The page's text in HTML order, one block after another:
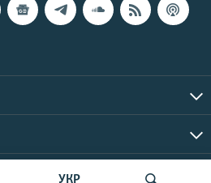
УКР
2026 | Все права защищены.